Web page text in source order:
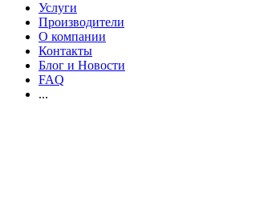
Услуги
Производители
О компании
Контакты
Блог и Новости
FAQ
...